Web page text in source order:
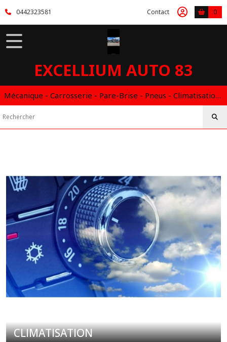
0442323581 Contact 0
EXCELLIUM AUTO 83
Mécanique - Carrosserie - Pare-Brise - Pneus - Climatisation - Entretien - Vidange Boite Auto - Boitier éthanol
CLIMATISATION
Fermer
FILTRES
CLIMATISATION
CLIM
(1)
Afficher
les
résultats